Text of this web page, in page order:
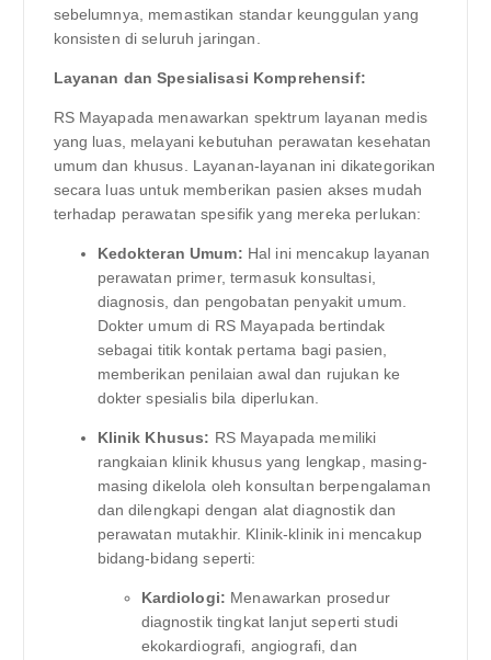
sebelumnya, memastikan standar keunggulan yang
konsisten di seluruh jaringan.
Layanan dan Spesialisasi Komprehensif:
RS Mayapada menawarkan spektrum layanan medis
yang luas, melayani kebutuhan perawatan kesehatan
umum dan khusus. Layanan-layanan ini dikategorikan
secara luas untuk memberikan pasien akses mudah
terhadap perawatan spesifik yang mereka perlukan:
Kedokteran Umum: Hal ini mencakup layanan
perawatan primer, termasuk konsultasi,
diagnosis, dan pengobatan penyakit umum.
Dokter umum di RS Mayapada bertindak
sebagai titik kontak pertama bagi pasien,
memberikan penilaian awal dan rujukan ke
dokter spesialis bila diperlukan.
Klinik Khusus: RS Mayapada memiliki
rangkaian klinik khusus yang lengkap, masing-
masing dikelola oleh konsultan berpengalaman
dan dilengkapi dengan alat diagnostik dan
perawatan mutakhir. Klinik-klinik ini mencakup
bidang-bidang seperti:
Kardiologi: Menawarkan prosedur
diagnostik tingkat lanjut seperti studi
ekokardiografi, angiografi, dan